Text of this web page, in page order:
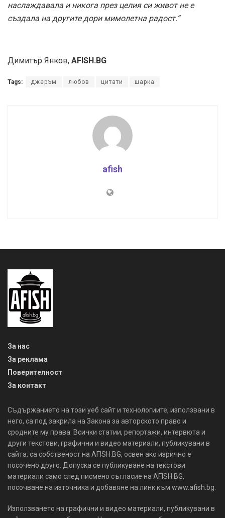
наслаждавала и никога през целия си живот не е
създала на другите дори мимолетна радост.“
Димитър Янков, AFISH.BG
Tags: джеръм любов цитати шарка
afish
За нас
За реклама
Поверителност
За контакт
Съдържанието на този уеб сайт и технологиите, използвани в
него, са под закрила на Закона за авторското право и
сродните му права. Всички статии, репортажи, интервюта и
други текстови, графични и видео материали, публикувани в
сайта, са собственост на AFISH.BG, освен ако изрично е
посочено друго. Допуска се публикуване на текстови
материали само след писмено съгласие на AFISH.BG,
посочване на източника и добавяне на линк към www.afish.bg.
Използването на графични и видео материали, публикувани в